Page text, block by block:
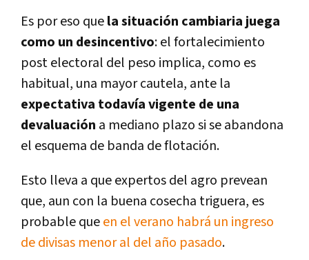
Es por eso quela situación cambiaria juega
como un desincentivo: el fortalecimiento
post electoral del peso implica, como es
habitual, una mayor cautela, ante la
expectativa todavía vigente de una
devaluación a mediano plazo si se abandona
el esquema de banda de flotación.
Esto lleva a que expertos del agro prevean
que, aun con la buena cosecha triguera, es
probable queen el verano habrá un ingreso
de divisas menor al del año pasado.